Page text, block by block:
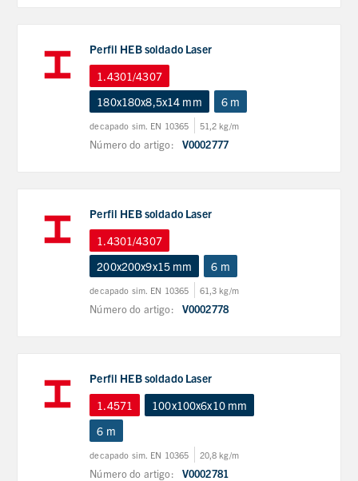
Perfil HEB soldado Laser
1.4301/4307
180x180x8,5x14 mm
6 m
decapado sim. EN 10365 51,2 kg/m
Número do artigo: V0002777
Perfil HEB soldado Laser
1.4301/4307
200x200x9x15 mm
6 m
decapado sim. EN 10365 61,3 kg/m
Número do artigo: V0002778
Perfil HEB soldado Laser
1.4571
100x100x6x10 mm
6 m
decapado sim. EN 10365 20,8 kg/m
Número do artigo: V0002781